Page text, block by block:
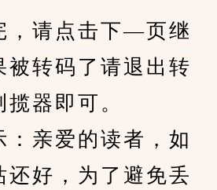
请点击下—页继
被转码了请退出转
器即可。
亲爱的读者，如
还好，为了避免丢